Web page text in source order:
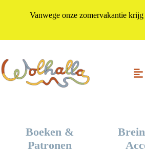
de
inhoud
Boeken &
Patronen
Vanwege onze zomervakantie